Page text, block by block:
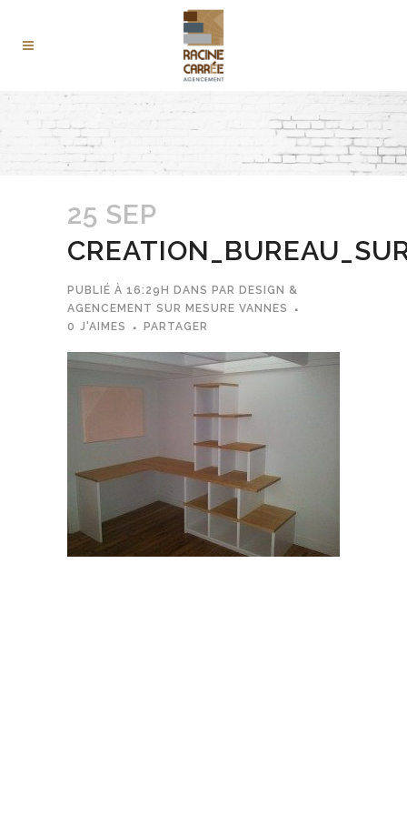
25 SEP
PUBLIÉ À 16:29H DANS PAR DESIGN &
AGENCEMENT SUR MESURE VANNES
0 J'AIMES PARTAGER